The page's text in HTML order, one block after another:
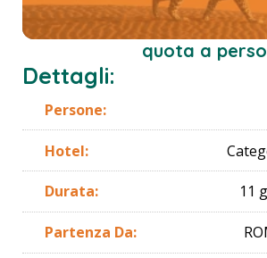
quota a
Dettagli:
Persone:
Hotel:
Durata: 11
Partenza Da: